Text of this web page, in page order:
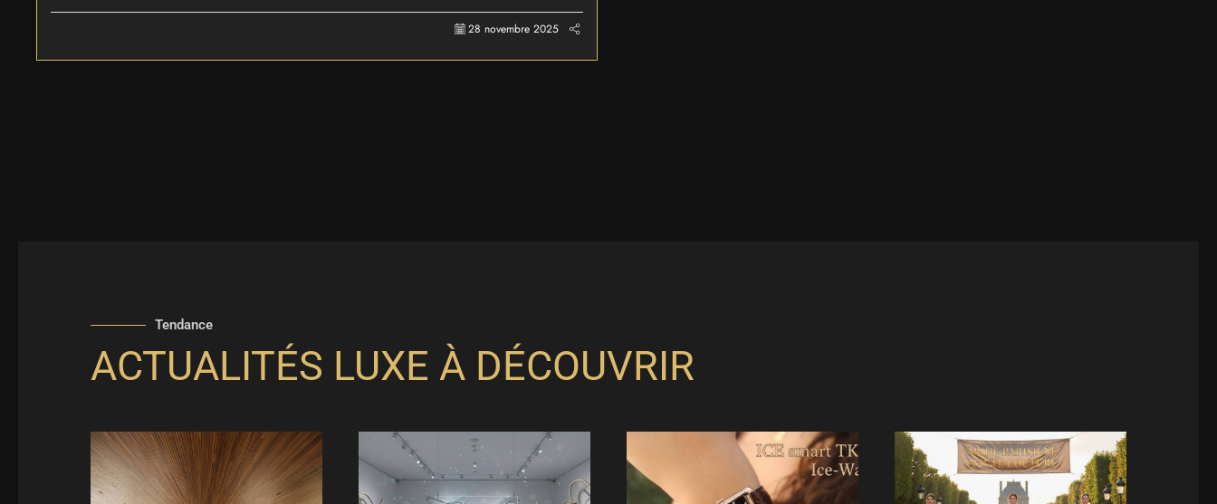
28 novembre 2025
Tendance
ACTUALITÉS LUXE À DÉCOUVRIR